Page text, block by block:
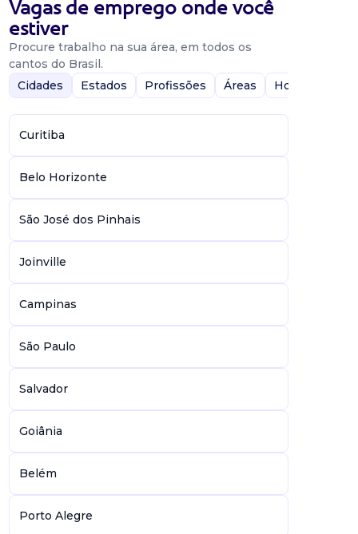
Vagas de emprego onde você
estiver
Procure trabalho na sua área, em todos os
cantos do Brasil.
Cidades
Estados Profissões Áreas Home-Office
Curitiba
Belo Horizonte
São José dos Pinhais
Joinville
Campinas
São Paulo
Salvador
Goiânia
Belém
Porto Alegre